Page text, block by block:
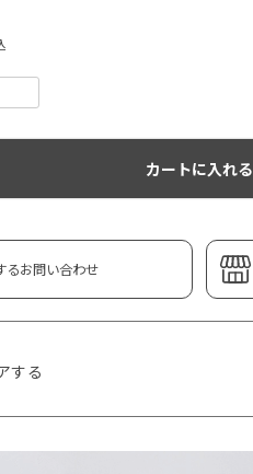
カートに入れる
るお問い合わせ
する